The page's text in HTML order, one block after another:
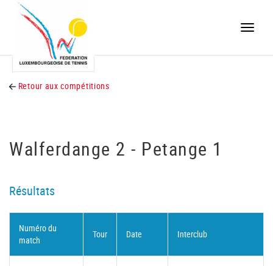
Toggle
Retour aux compétitions
Walferdange 2 - Petange 1
Résultats
Numéro du
match
Tour Date Interclub